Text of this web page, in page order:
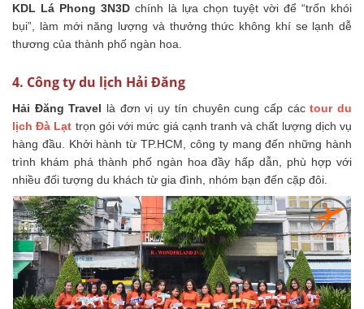
KDL Lá Phong 3N3D chính là lựa chọn tuyệt vời để “trốn khói
bụi”, làm mới năng lượng và thưởng thức không khí se lạnh dễ
thương của thành phố ngàn hoa.
4. Công ty du lịch Hải Đăng
Hải Đăng Travel là đơn vị uy tín chuyên cung cấp cáctour du
lịch Đà Lạt trọn gói với mức giá cạnh tranh và chất lượng dịch vụ
hàng đầu. Khởi hành từ TP.HCM, công ty mang đến những hành
trình khám phá thành phố ngàn hoa đầy hấp dẫn, phù hợp với
nhiều đối tượng du khách từ gia đình, nhóm bạn đến cặp đôi.